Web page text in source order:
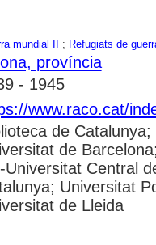
mundial II ; Refugiats de
província
- 1945
www.raco.cat/
de
de
Universitat Central
Universitat
de Lleida